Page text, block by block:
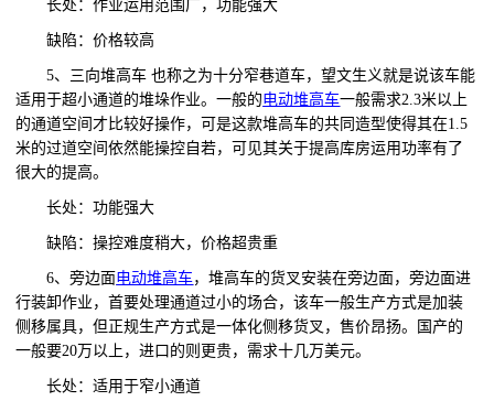
长处：作业运用范围广，功能强大
缺陷：价格较高
5、三向堆高车 也称之为十分窄巷道车，望文生义就是说该车能
适用于超小通道的堆垛作业。一般的电动堆高车一般需求2.3米以上
的通道空间才比较好操作，可是这款堆高车的共同造型使得其在1.5
米的过道空间依然能操控自若，可见其关于提高库房运用功率有了
很大的提高。
长处：功能强大
缺陷：操控难度稍大，价格超贵重
6、旁边面电动堆高车，堆高车的货叉安装在旁边面，旁边面进
行装卸作业，首要处理通道过小的场合，该车一般生产方式是加装
侧移属具，但正规生产方式是一体化侧移货叉，售价昂扬。国产的
一般要20万以上，进口的则更贵，需求十几万美元。
长处：适用于窄小通道